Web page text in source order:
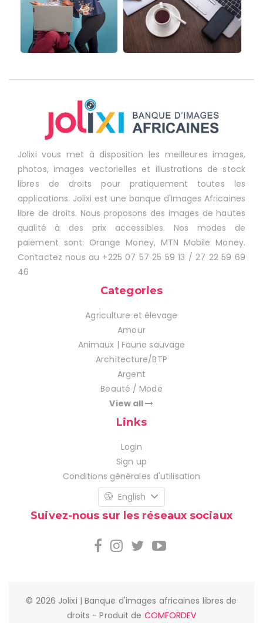
Jolixi vous met à disposition les meilleures images,
photos, images vectorielles et illustrations de stock
libres de droits pour pratiquement toutes les
applications. Jolixi est une banque d'Images Africaines
libre de droits. Nous proposons des images de hautes
qualité à des prix accessibles. Nos modes de
paiement sont: Orange Money, MTN Mobile Money.
Contactez nous au +225 07 57 25 59 13 / 27 22 59 69
46
Categories
Agriculture et élevage
Amour
Animaux | Faune sauvage
Architecture/BTP
Argent
Beauté / Mode
View all
Links
Login
Sign up
Conditions générales d'utilisation
English
Suivez-nous sur les réseaux sociaux
© 2026 Jolixi | Banque d'images africaines libres de
droits - Produit de COMFORDEV